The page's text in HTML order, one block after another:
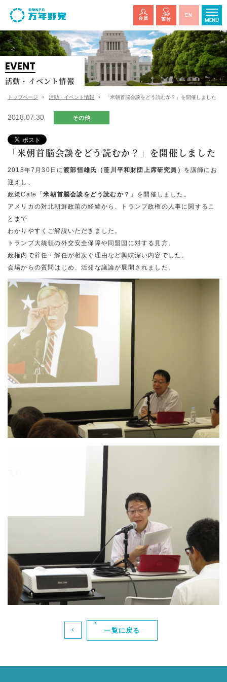
会員 寄付
EN
EVENT
活動・イベント情報
トップページ 活動・イベント情報 「米朝首脳会談をどう読むか？」を開催しました
2018.07.30 その他
「米朝首脳会談をどう読むか？」を開催しました
2018年7月30日に渡部恒雄氏（笹川平和財団上席研究員） を講師にお
迎えし、
政策Cafe「米朝首脳会談をどう読むか？ 」を開催しました。
アメリカの対北朝鮮政策の経緯から、トランプ政権の人事に関するこ
とまで
わかりやすくご解説いただきました。
トランプ大統領の外交安全保障や同盟国に対する見方、
政権内で辞任・解任が相次ぐ理由など興味深い内容でした。
会場からの質問はじめ、活発な議論が展開されました。
一覧に戻る